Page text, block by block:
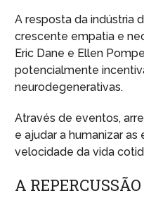
A resposta da indústria
crescente empatia e
Eric Dane e Ellen
potencialmente
neurodegenerativas.
Através de eventos,
e ajudar a humanizar
velocidade da vida
A